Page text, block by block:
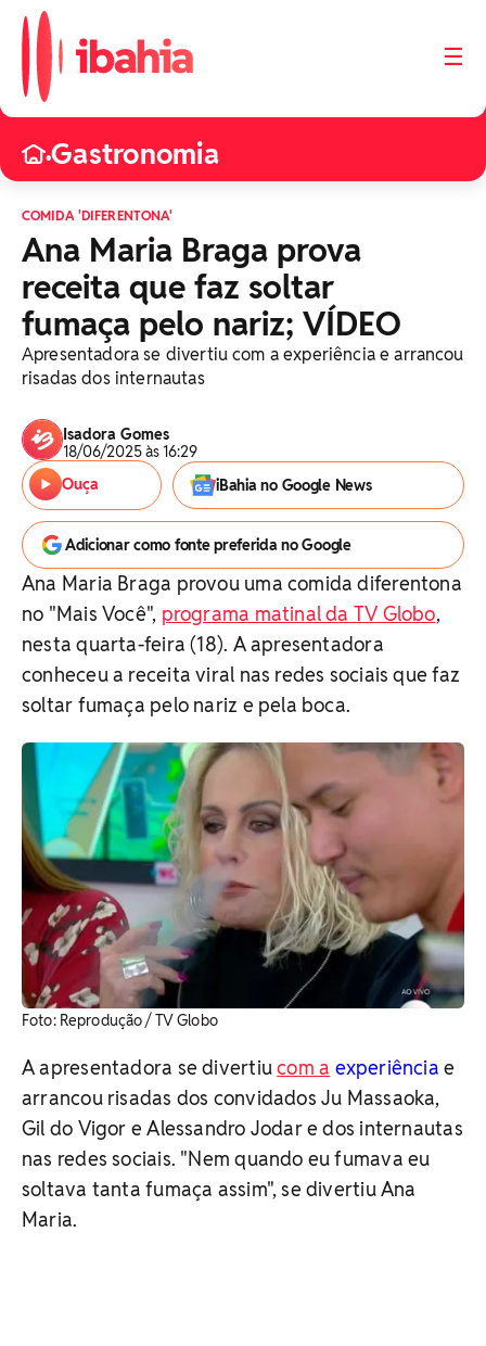
☰
•Gastronomia
COMIDA 'DIFERENTONA'
Ana Maria Braga prova
receita que faz soltar
fumaça pelo nariz; VÍDEO
Apresentadora se divertiu com a experiência e arrancou
risadas dos internautas
Isadora Gomes
18/06/2025 às 16:29
Ouça
iBahia no Google News
Adicionar como fonte preferida no Google
Ana Maria Braga provou uma comida diferentona
no "Mais Você", programa matinal da TV Globo,
nesta quarta-feira (18). A apresentadora
conheceu a receita viral nas redes sociais que faz
soltar fumaça pelo nariz e pela boca.
​Foto: Reprodução / TV Globo
A apresentadora se divertiucom a experiência e
arrancou risadas dos convidados Ju Massaoka,
Gil do Vigor e Alessandro Jodar e dos internautas
nas redes sociais. "Nem quando eu fumava eu
soltava tanta fumaça assim", se divertiu Ana
Maria.